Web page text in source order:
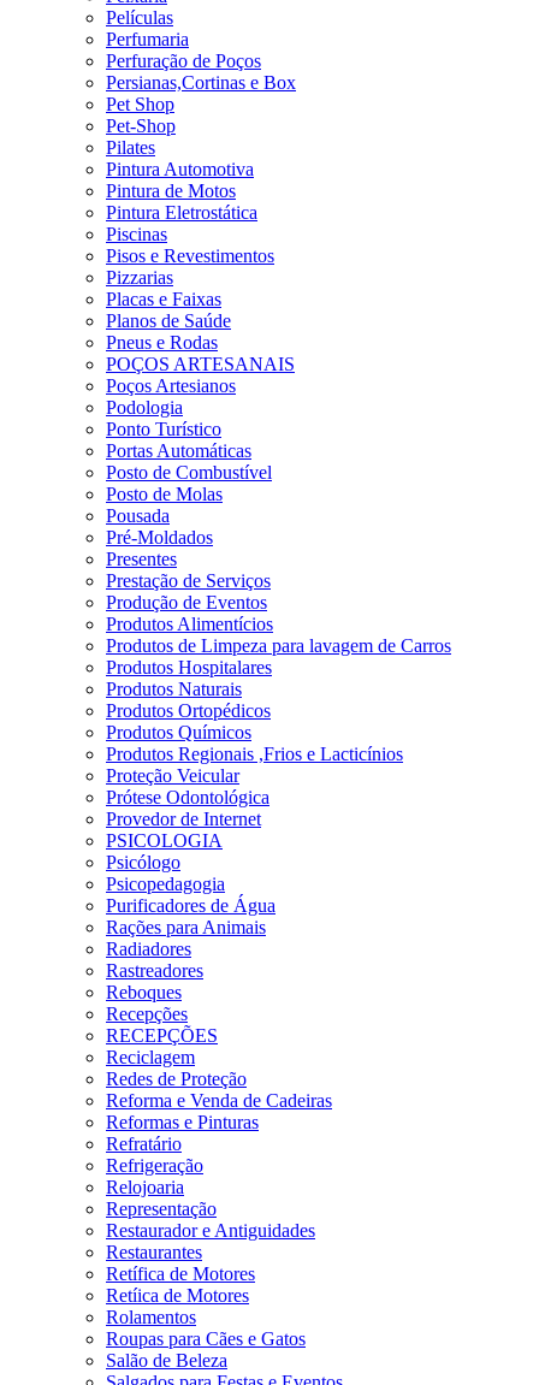
Películas
Perfumaria
Perfuração de Poços
Persianas,Cortinas e Box
Pet Shop
Pet-Shop
Pilates
Pintura Automotiva
Pintura de Motos
Pintura Eletrostática
Piscinas
Pisos e Revestimentos
Pizzarias
Placas e Faixas
Planos de Saúde
Pneus e Rodas
POÇOS ARTESANAIS
Poços Artesianos
Podologia
Ponto Turístico
Portas Automáticas
Posto de Combustível
Posto de Molas
Pousada
Pré-Moldados
Presentes
Prestação de Serviços
Produção de Eventos
Produtos Alimentícios
Produtos de Limpeza para lavagem de Carros
Produtos Hospitalares
Produtos Naturais
Produtos Ortopédicos
Produtos Químicos
Produtos Regionais ,Frios e Lacticínios
Proteção Veicular
Prótese Odontológica
Provedor de Internet
PSICOLOGIA
Psicólogo
Psicopedagogia
Purificadores de Água
Rações para Animais
Radiadores
Rastreadores
Reboques
Recepções
RECEPÇÕES
Reciclagem
Redes de Proteção
Reforma e Venda de Cadeiras
Reformas e Pinturas
Refratário
Refrigeração
Relojoaria
Representação
Restaurador e Antiguidades
Restaurantes
Retífica de Motores
Retíica de Motores
Rolamentos
Roupas para Cães e Gatos
Salão de Beleza